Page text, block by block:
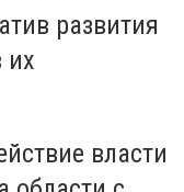
развития
их
власти